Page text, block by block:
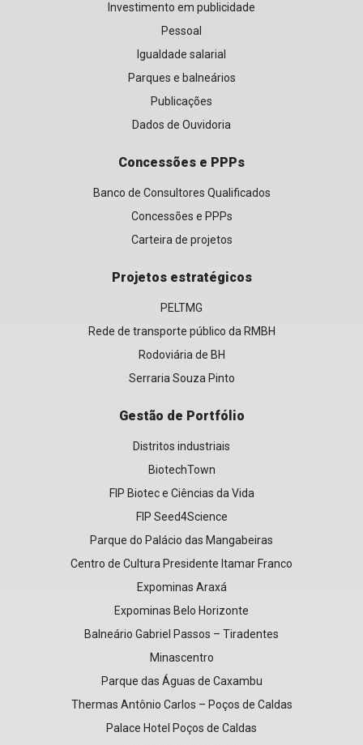
Investimento em publicidade
Pessoal
Igualdade salarial
Parques e balneários
Publicações
Dados de Ouvidoria
Concessões e PPPs
Banco de Consultores Qualificados
Concessões e PPPs
Carteira de projetos
Projetos estratégicos
PELTMG
Rede de transporte público da RMBH
Rodoviária de BH
Serraria Souza Pinto
Gestão de Portfólio
Distritos industriais
BiotechTown
FIP Biotec e Ciências da Vida
FIP Seed4Science
Parque do Palácio das Mangabeiras
Centro de Cultura Presidente Itamar Franco
Expominas Araxá
Expominas Belo Horizonte
Balneário Gabriel Passos – Tiradentes
Minascentro
Parque das Águas de Caxambu
Thermas Antônio Carlos – Poços de Caldas
Palace Hotel Poços de Caldas